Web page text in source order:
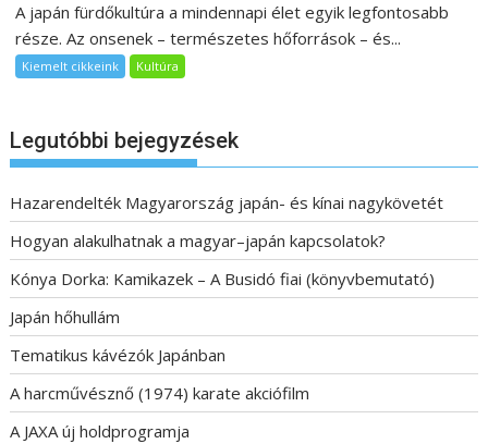
A japán fürdőkultúra a mindennapi élet egyik legfontosabb
része. Az onsenek – természetes hőforrások – és...
Kiemelt cikkeink Kultúra
Legutóbbi bejegyzések
Hazarendelték Magyarország japán- és kínai nagykövetét
Hogyan alakulhatnak a magyar–japán kapcsolatok?
Kónya Dorka: Kamikazek – A Busidó fiai (könyvbemutató)
Japán hőhullám
Tematikus kávézók Japánban
A harcművésznő (1974) karate akciófilm
A JAXA új holdprogramja